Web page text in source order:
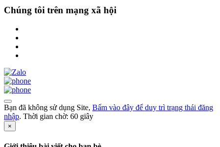
Chúng tôi trên mạng xã hội
Bạn đã không sử dụng Site, Bấm vào đây để duy trì trạng thái đăng
nhập. Thời gian chờ: 60 giây
×